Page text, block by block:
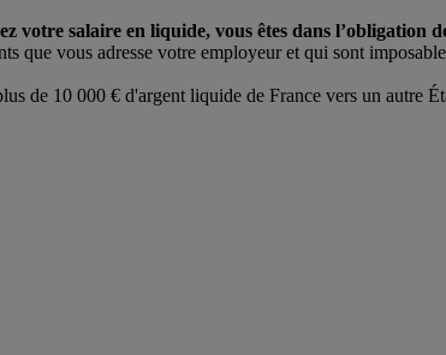
votre salaire en liquide, vous êtes dans l’obligation
que vous adresse votre employeur et qui sont
de 10 000 € d'argent liquide de France vers un autre